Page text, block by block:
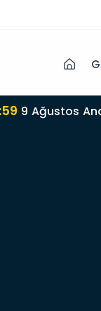
9 Ağustos